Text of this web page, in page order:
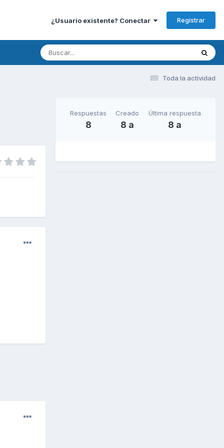
¿Usuario existente? Conectar Registrar
Toda la actividad
Respuestas
8
Creado
8 a
Última respuesta
8 a